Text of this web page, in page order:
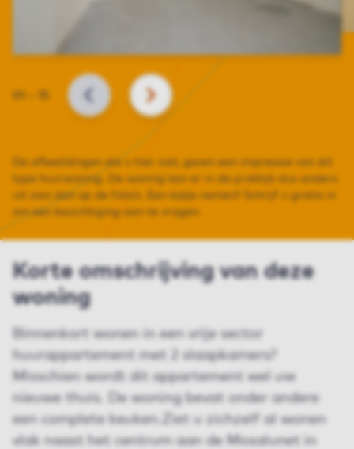
Slide
VORIGE VOLGENDE
De afbeeldingen die u hier ziet, geven een impressie van dit
type huurwoning. De woning kan er in de praktijk dus anders
uit zien dan op de foto’s. Een kijkje nemen? Schrijf u gratis in
om een bezichtiging aan te vragen.
Korte omschrijving van deze
woning
Binnenkort wonen in een vrije sector
huurappartement met 2 slaapkamers?
Misschien wordt dit appartement wel uw
nieuwe thuis. De woning bevat onder andere
een complete keuken.Ziet u zichzelf al wonen
vlak naast het centrum aan de Mosalunet in